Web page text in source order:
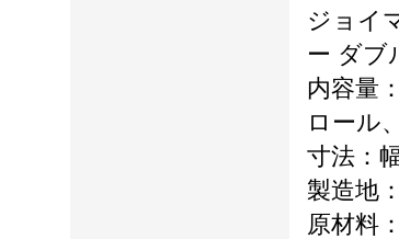
ジョイ
ー ダブ
内容量
ロール
寸法：
製造地
原材料